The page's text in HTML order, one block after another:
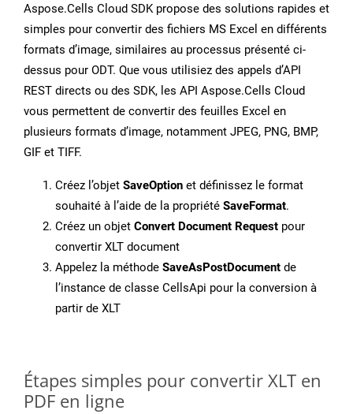
Aspose.Cells Cloud SDK propose des solutions rapides et
simples pour convertir des fichiers MS Excel en différents
formats d’image, similaires au processus présenté ci-
dessus pour ODT. Que vous utilisiez des appels d’API
REST directs ou des SDK, les API Aspose.Cells Cloud
vous permettent de convertir des feuilles Excel en
plusieurs formats d’image, notamment JPEG, PNG, BMP,
GIF et TIFF.
Créez l’objet SaveOption et définissez le format
souhaité à l’aide de la propriété SaveFormat.
Créez un objet Convert Document Request pour
convertir XLT document
Appelez la méthode SaveAsPostDocument de
l’instance de classe CellsApi pour la conversion à
partir de XLT
Étapes simples pour convertir XLT en
PDF en ligne